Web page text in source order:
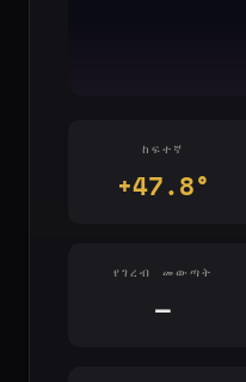
ከፍተኛ
+47.8°
የገረብ መውጣት
—